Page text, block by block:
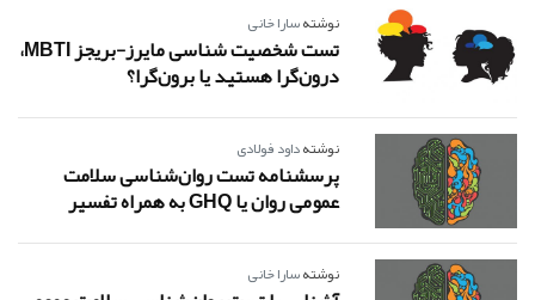
نوشتهسارا خانی
تست شخصیت شناسی مایرز-بریجز MBTI،
درون‌گرا هستید یا برون‌گرا؟
نوشتهداود فولادی
پرسشنامه تست روان‌شناسی سلامت
عمومی روان یا GHQ به همراه تفسیر
نوشتهسارا خانی